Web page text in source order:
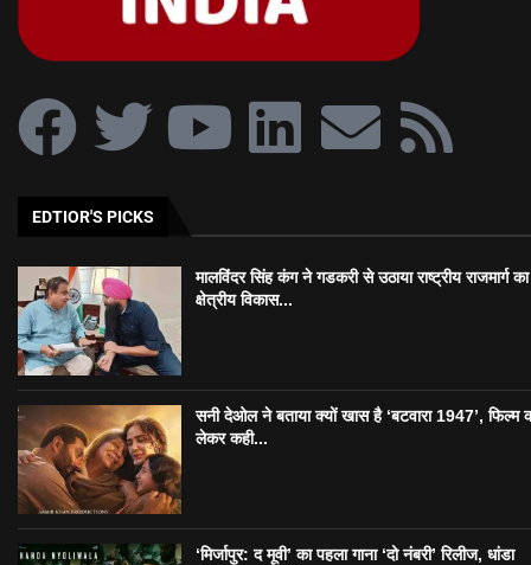
EDTIOR'S PICKS
मालविंदर सिंह कंग ने गडकरी से उठाया राष्ट्रीय राजमार्ग का
क्षेत्रीय विकास...
सनी देओल ने बताया क्यों खास है ‘बटवारा 1947’, फिल्म
लेकर कही...
‘मिर्जापुर: द मूवी’ का पहला गाना ‘दो नंबरी’ रिलीज, धांडा